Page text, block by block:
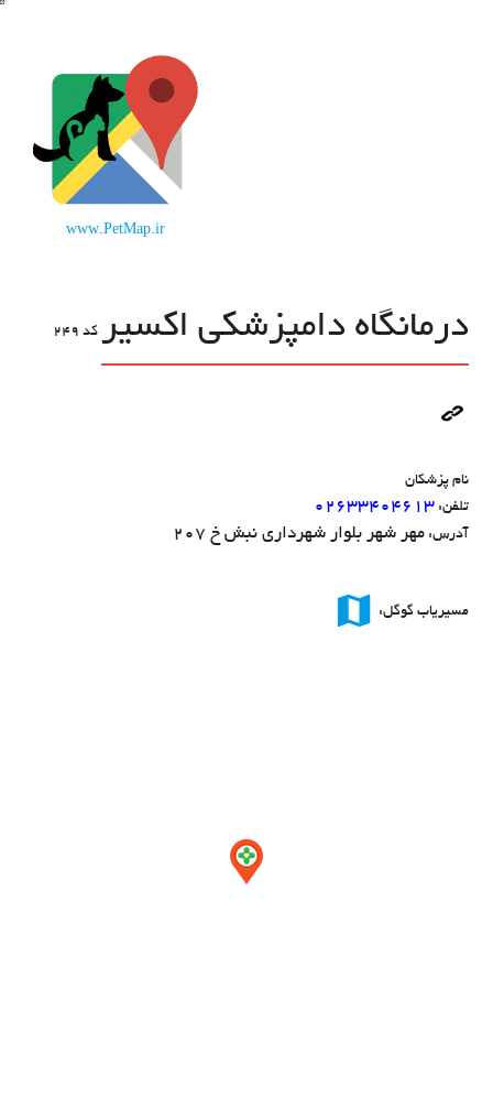
www.PetMap.ir
درمانگاه دامپزشکی اکسیر کد 249
نام پزشکان
تلفن:۰۲۶۳۳۴۰۴۶۱۳
آدرس:مهر شهر بلوار شهرداری نبش خ 207
مسیریاب گوگل: map